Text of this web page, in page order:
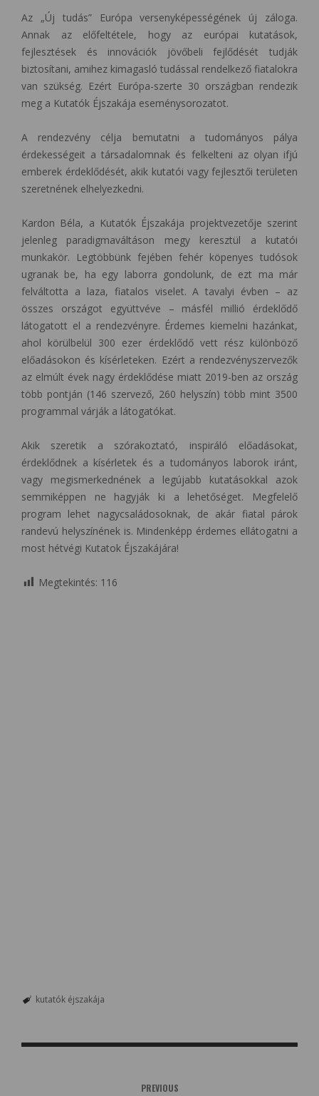
Az „Új tudás” Európa versenyképességének új záloga.
Annak az előfeltétele, hogy az európai kutatások,
fejlesztések és innovációk jövőbeli fejlődését tudják
biztosítani, amihez kimagasló tudással rendelkező fiatalokra
van szükség. Ezért Európa-szerte 30 országban rendezik
meg a Kutatók Éjszakája eseménysorozatot.
A rendezvény célja bemutatni a tudományos pálya
érdekességeit a társadalomnak és felkelteni az olyan ifjú
emberek érdeklődését, akik kutatói vagy fejlesztői területen
szeretnének elhelyezkedni.
Kardon Béla, a Kutatók Éjszakája projektvezetője szerint
jelenleg paradigmaváltáson megy keresztül a kutatói
munkakör. Legtöbbünk fejében fehér köpenyes tudósok
ugranak be, ha egy laborra gondolunk, de ezt ma már
felváltotta a laza, fiatalos viselet. A tavalyi évben – az
összes országot együttvéve – másfél millió érdeklődő
látogatott el a rendezvényre. Érdemes kiemelni hazánkat,
ahol körülbelül 300 ezer érdeklődő vett rész különböző
előadásokon és kísérleteken. Ezért a rendezvényszervezők
az elmúlt évek nagy érdeklődése miatt 2019-ben az ország
több pontján (146 szervező, 260 helyszín) több mint 3500
programmal várják a látogatókat.
Akik szeretik a szórakoztató, inspiráló előadásokat,
érdeklődnek a kísérletek és a tudományos laborok iránt,
vagy megismerkednének a legújabb kutatásokkal azok
semmiképpen ne hagyják ki a lehetőséget. Megfelelő
program lehet nagycsaládosoknak, de akár fiatal párok
randevú helyszínének is. Mindenképp érdemes ellátogatni a
most hétvégi Kutatok Éjszakájára!
Megtekintés: 116
kutatók éjszakája
PREVIOUS